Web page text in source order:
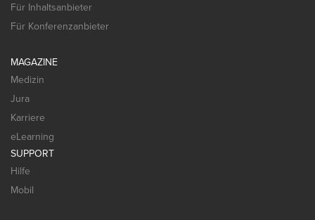
Für Inhaltsanbieter
Für Konferenzanbieter
MAGAZINE
Medizin
Jura
Karriere
eLearning
SUPPORT
Hilfe
Mobil